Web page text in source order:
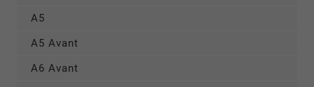
A5
A5 Avant
A6 Avant